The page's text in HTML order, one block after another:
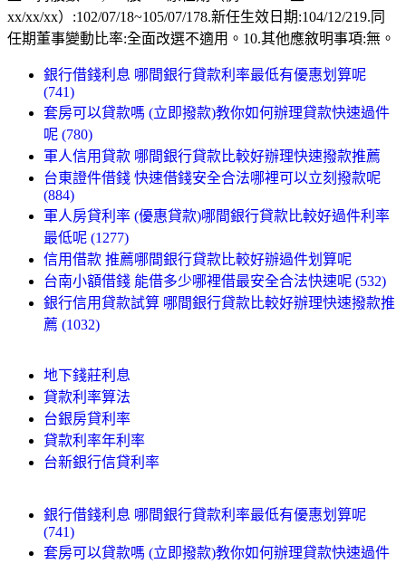
xx/xx/xx）:102/07/18~105/07/178.新任生效日期:104/12/219.同
任期董事變動比率:全面改選不適用。10.其他應敘明事項:無。
銀行借錢利息 哪間銀行貸款利率最低有優惠划算呢
(741)
套房可以貸款嗎 (立即撥款)教你如何辦理貸款快速過件
呢 (780)
軍人信用貸款 哪間銀行貸款比較好辦理快速撥款推薦
台東證件借錢 快速借錢安全合法哪裡可以立刻撥款呢
(884)
軍人房貸利率 (優惠貸款)哪間銀行貸款比較好過件利率
最低呢 (1277)
信用借款 推薦哪間銀行貸款比較好辦過件划算呢
台南小額借錢 能借多少哪裡借最安全合法快速呢 (532)
銀行信用貸款試算 哪間銀行貸款比較好辦理快速撥款推
薦 (1032)
地下錢莊利息
貸款利率算法
台銀房貸利率
貸款利率年利率
台新銀行信貸利率
銀行借錢利息 哪間銀行貸款利率最低有優惠划算呢
(741)
套房可以貸款嗎 (立即撥款)教你如何辦理貸款快速過件